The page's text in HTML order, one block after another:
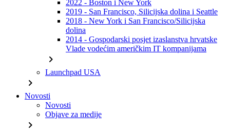
2022 - Boston i New York
2019 - San Francisco, Silicijska dolina i Seattle
2018 - New York i San Francisco/Silicijska
dolina
2014 - Gospodarski posjet izaslanstva hrvatske
Vlade vodećim američkim IT kompanijama
chevron_right
Launchpad USA
chevron_right
Novosti
Novosti
Objave za medije
chevron_right